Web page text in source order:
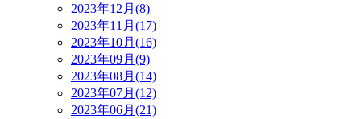
2023年12月(8)
2023年11月(17)
2023年10月(16)
2023年09月(9)
2023年08月(14)
2023年07月(12)
2023年06月(21)